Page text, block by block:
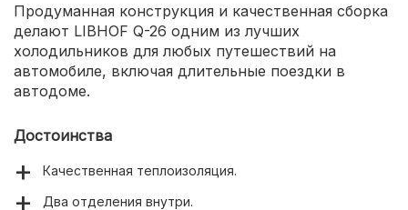
Продуманная конструкция и качественная сборка
делают LIBHOF Q-26 одним из лучших
холодильников для любых путешествий на
автомобиле, включая длительные поездки в
автодоме.
Достоинства
Качественная теплоизоляция.
Два отделения внутри.